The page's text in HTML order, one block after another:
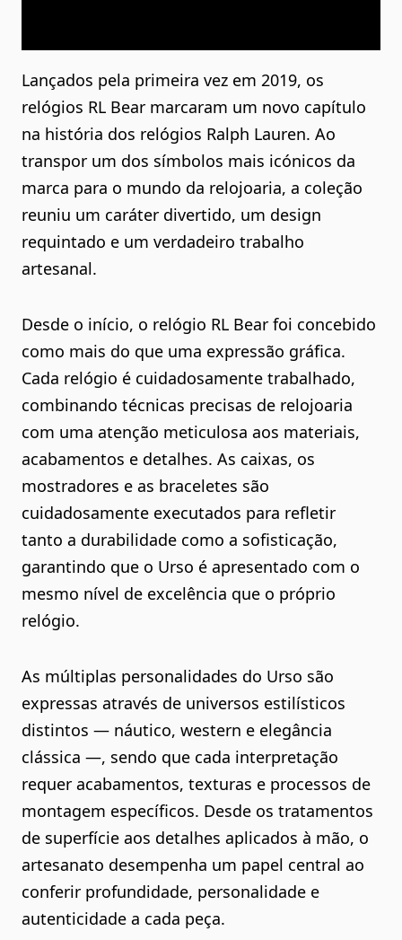
Lançados pela primeira vez em 2019, os
relógios RL Bear marcaram um novo capítulo
na história dos relógios Ralph Lauren. Ao
transpor um dos símbolos mais icónicos da
marca para o mundo da relojoaria, a coleção
reuniu um caráter divertido, um design
requintado e um verdadeiro trabalho
artesanal.
Desde o início, o relógio RL Bear foi concebido
como mais do que uma expressão gráfica.
Cada relógio é cuidadosamente trabalhado,
combinando técnicas precisas de relojoaria
com uma atenção meticulosa aos materiais,
acabamentos e detalhes. As caixas, os
mostradores e as braceletes são
cuidadosamente executados para refletir
tanto a durabilidade como a sofisticação,
garantindo que o Urso é apresentado com o
mesmo nível de excelência que o próprio
relógio.
As múltiplas personalidades do Urso são
expressas através de universos estilísticos
distintos — náutico, western e elegância
clássica —, sendo que cada interpretação
requer acabamentos, texturas e processos de
montagem específicos. Desde os tratamentos
de superfície aos detalhes aplicados à mão, o
artesanato desempenha um papel central ao
conferir profundidade, personalidade e
autenticidade a cada peça.